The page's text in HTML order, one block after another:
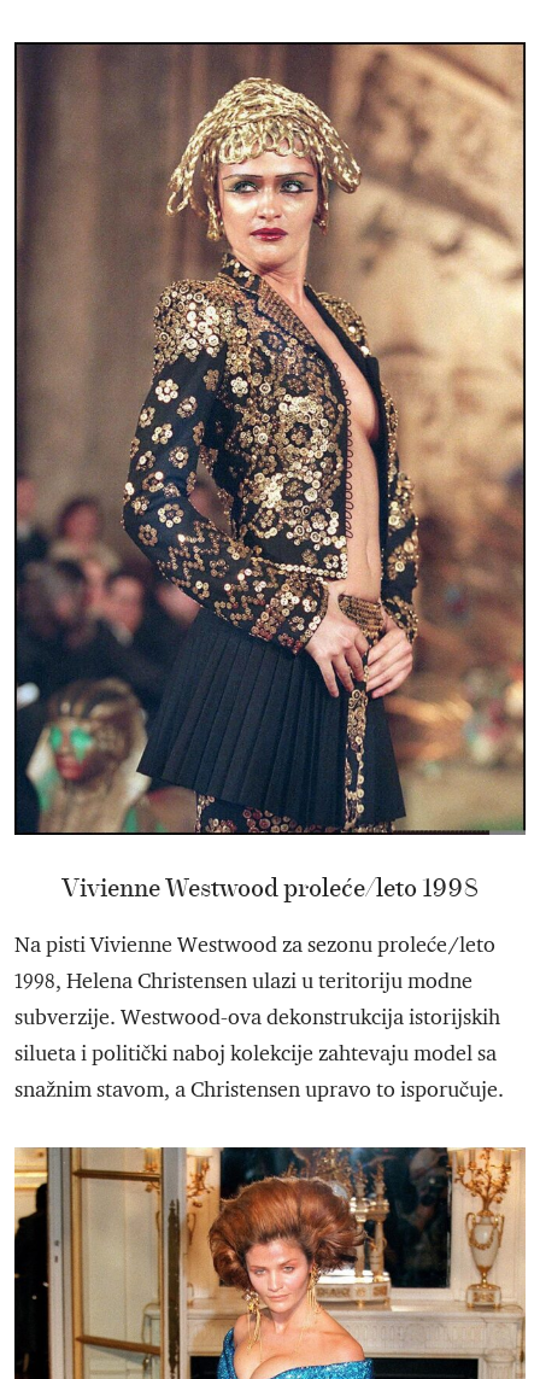
Vivienne Westwood proleće/leto 1998
Na pisti Vivienne Westwood za sezonu proleće/leto
1998, Helena Christensen ulazi u teritoriju modne
subverzije. Westwood-ova dekonstrukcija istorijskih
silueta i politički naboj kolekcije zahtevaju model sa
snažnim stavom, a Christensen upravo to isporučuje.